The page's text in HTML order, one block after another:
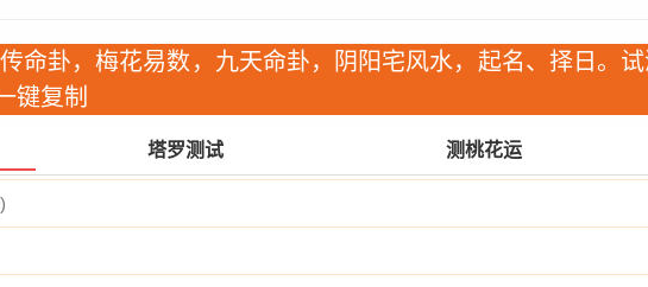
命卦，梅花易数，九天命卦，阴阳宅风水，起名、择日。
键复制
塔罗测试 测桃花运